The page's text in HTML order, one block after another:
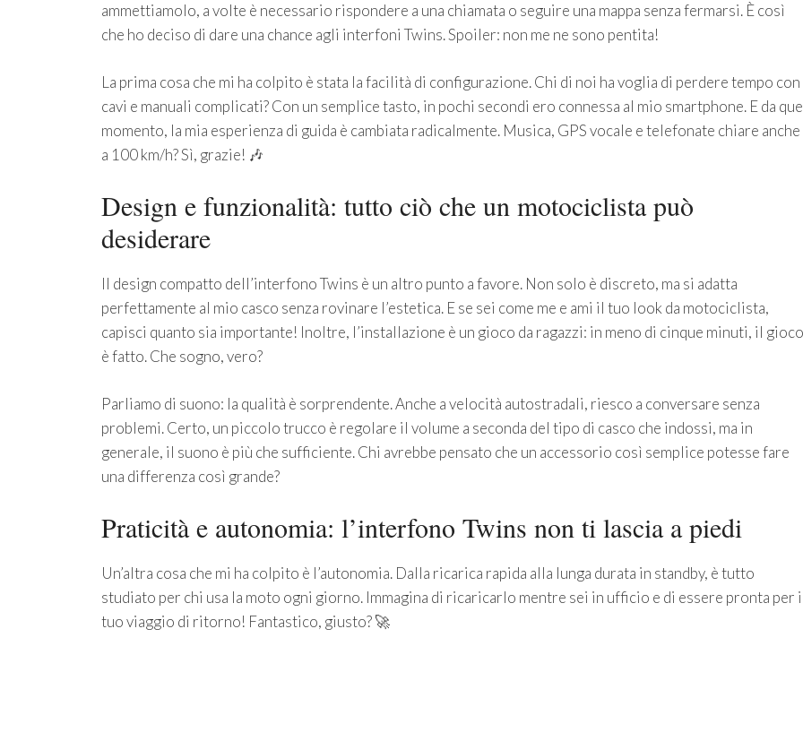
ammettiamolo, a volte è necessario rispondere a una chiamata o seguire una mappa senza fermarsi. È così
che ho deciso di dare una chance agli interfoni Twins. Spoiler: non me ne sono pentita!
La prima cosa che mi ha colpito è stata la facilità di configurazione. Chi di noi ha voglia di perdere tempo con
cavi e manuali complicati? Con un semplice tasto, in pochi secondi ero connessa al mio smartphone. E da
momento, la mia esperienza di guida è cambiata radicalmente. Musica, GPS vocale e telefonate chiare anche
a 100 km/h? Sì, grazie! 🎶
Design e funzionalità: tutto ciò che un motociclista può
desiderare
Il design compatto dell’interfono Twins è un altro punto a favore. Non solo è discreto, ma si adatta
perfettamente al mio casco senza rovinare l’estetica. E se sei come me e ami il tuo look da motociclista,
capisci quanto sia importante! Inoltre, l’installazione è un gioco da ragazzi: in meno di cinque minuti, il gioco
è fatto. Che sogno, vero?
Parliamo di suono: la qualità è sorprendente. Anche a velocità autostradali, riesco a conversare senza
problemi. Certo, un piccolo trucco è regolare il volume a seconda del tipo di casco che indossi, ma in
generale, il suono è più che sufficiente. Chi avrebbe pensato che un accessorio così semplice potesse fare
una differenza così grande?
Praticità e autonomia: l’interfono Twins non ti lascia a piedi
Un’altra cosa che mi ha colpito è l’autonomia. Dalla ricarica rapida alla lunga durata in standby, è tutto
studiato per chi usa la moto ogni giorno. Immagina di ricaricarlo mentre sei in ufficio e di essere pronta per
tuo viaggio di ritorno! Fantastico, giusto? 🚀